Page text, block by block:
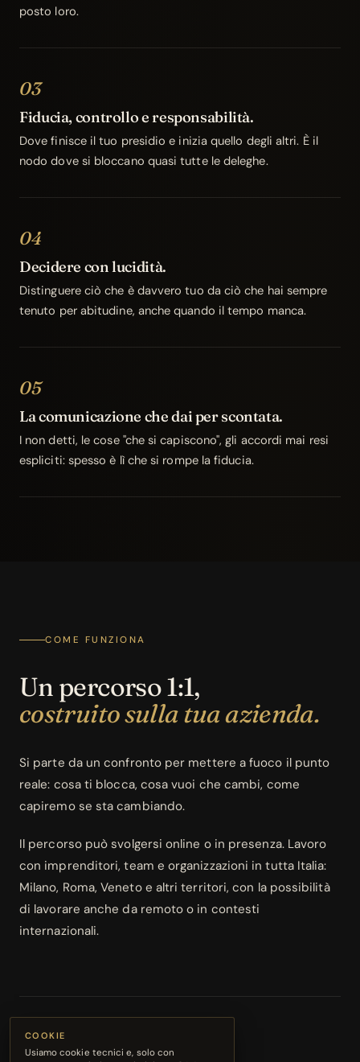
posto loro.
03
Fiducia, controllo e responsabilità.
Dove finisce il tuo presidio e inizia quello degli altri. È il
nodo dove si bloccano quasi tutte le deleghe.
04
Decidere con lucidità.
Distinguere ciò che è davvero tuo da ciò che hai sempre
tenuto per abitudine, anche quando il tempo manca.
05
La comunicazione che dai per scontata.
I non detti, le cose "che si capiscono", gli accordi mai resi
espliciti: spesso è lì che si rompe la fiducia.
COME FUNZIONA
Un percorso 1:1,
costruito sulla tua azienda.
Si parte da un confronto per mettere a fuoco il punto
reale: cosa ti blocca, cosa vuoi che cambi, come
capiremo se sta cambiando.
Il percorso può svolgersi online o in presenza. Lavoro
con imprenditori, team e organizzazioni in tutta Italia:
Milano, Roma, Veneto e altri territori, con la possibilità
di lavorare anche da remoto o in contesti
internazionali.
01
COOKIE
Usiamo cookie tecnici e, solo con